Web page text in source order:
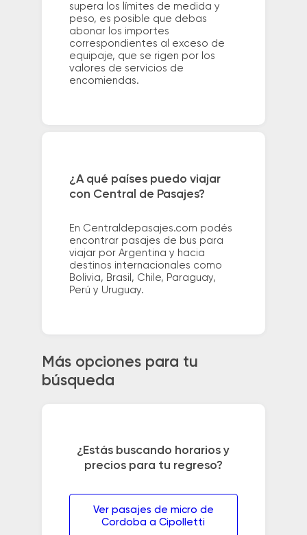
supera los límites de medida y
peso, es posible que debas
abonar los importes
correspondientes al exceso de
equipaje, que se rigen por los
valores de servicios de
encomiendas.
¿A qué países puedo viajar
con Central de Pasajes?
En Centraldepasajes.com podés
encontrar pasajes de bus para
viajar por Argentina y hacia
destinos internacionales como
Bolivia, Brasil, Chile, Paraguay,
Perú y Uruguay.
Más opciones para tu
búsqueda
¿Estás buscando horarios y
precios para tu regreso?
Ver pasajes de micro de
Cordoba a Cipolletti